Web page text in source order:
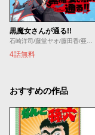
黒魔女さんが通る!!
石崎洋司/藤堂ヤオ/藤田香/亜沙美
4話無料
おすすめの作品